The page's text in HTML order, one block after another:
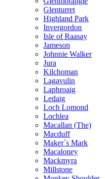
Glenturret
Highland Park
Invergordon
Isle of Raasay
Jameson
Johnnie Walker
Jura
Kilchoman
Lagavulin
Laphroaig
Ledaig
Loch Lomond
Lochlea
Macallan (The)
Macduff
Maker´s Mark
Macaloney
Mackmyra
Millstone